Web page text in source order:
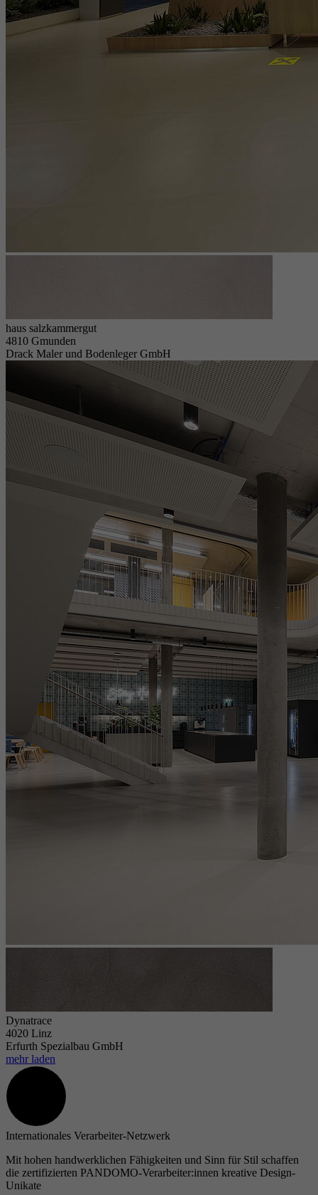
haus salzkammergut
4810 Gmunden
Drack Maler und Bodenleger GmbH
Dynatrace
4020 Linz
Erfurth Spezialbau GmbH
mehr laden
Internationales Verarbeiter-Netzwerk
Mit hohen handwerklichen Fähigkeiten und Sinn für Stil schaffen
die zertifizierten PANDOMO-Verarbeiter:innen kreative Design-
Unikate